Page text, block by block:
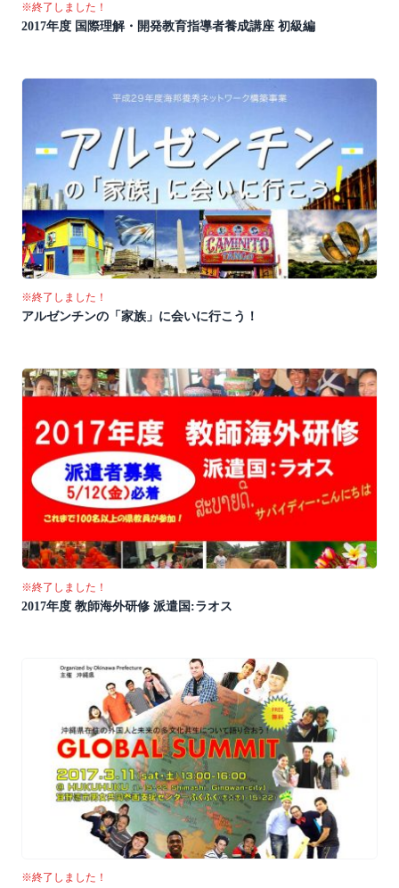
※終了しました！
2017年度 国際理解・開発教育指導者養成講座 初級編
※終了しました！
アルゼンチンの「家族」に会いに行こう！
※終了しました！
2017年度 教師海外研修 派遣国:ラオス
※終了しました！